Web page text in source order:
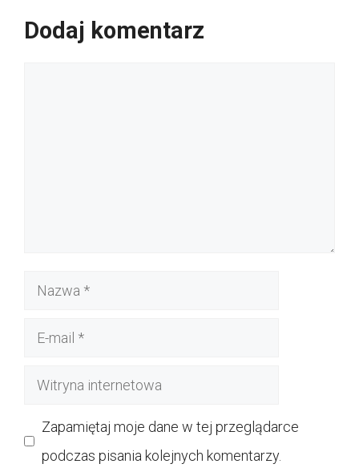
Dodaj komentarz
Nazwa
Witryna
Zapamiętaj moje dane w tej przeglądarce
podczas pisania kolejnych komentarzy.